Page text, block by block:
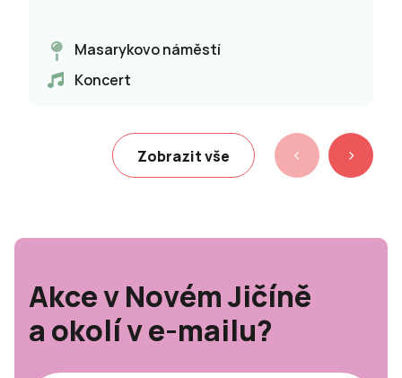
Masarykovo náměstí
Koncert
Zobrazit vše
Akce v Novém Jičíně
a okolí v e-mailu?